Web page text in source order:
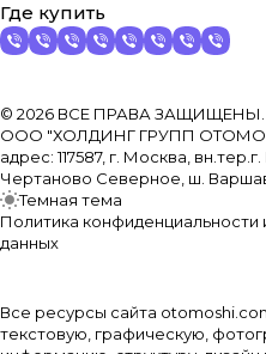
Где купить
© 2026 ВСЕ ПРАВА ЗАЩИЩЕНЫ.
ООО "ХОЛДИНГ ГРУПП
адрес: 117587, г. Москва,
Чертаново Северное, ш.
Темная тема
Политика
данных
Все ресурсы сайта
текстовую, графическую,